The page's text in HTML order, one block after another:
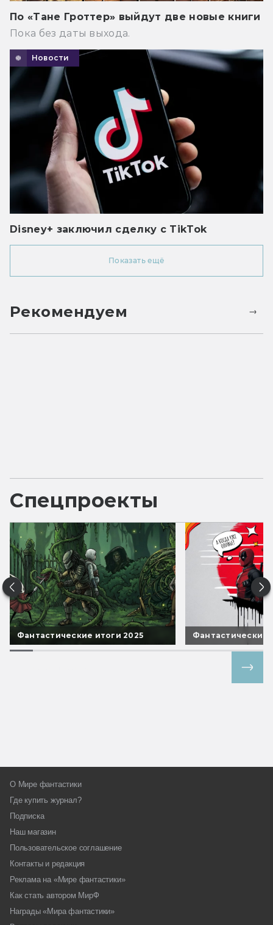
По «Тане Гроттер» выйдут две новые книги
Пока без даты выхода.
Новости
Disney+ заключил сделку с TikTok
Показать ещё
Рекомендуем
Спецпроекты
Фантастические итоги 2025 Фантастические
О Мире фантастики
Где купить журнал?
Подписка
Наш магазин
Пользовательское соглашение
Контакты и редакция
Реклама на «Мире фантастики»
Как стать автором МирФ
Награды «Мира фантастики»